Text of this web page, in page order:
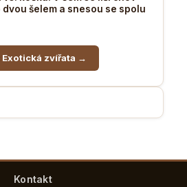
šelem a snesou se spolu
Exotická zvířata →
Kontakt